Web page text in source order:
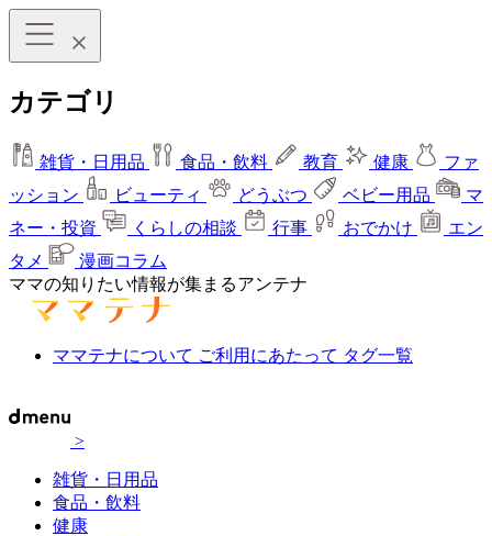
カテゴリ
雑貨・日用品 食品・飲料 教育 健康
ファ
ッション
ビューティ どうぶつ ベビー用品
マ
ネー・投資
くらしの相談 行事 おでかけ
エン
タメ
漫画コラム
ママの知りたい情報が集まるアンテナ
ママテナについて ご利用にあたって タグ一覧
>
雑貨・日用品
食品・飲料
健康